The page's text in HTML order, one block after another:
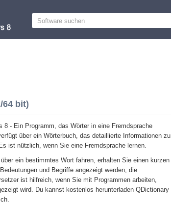
64 bit)
8 - Ein Programm, das Wörter in eine Fremdsprache
über ein Wörterbuch, das detaillierte Informationen zu
ist nützlich, wenn Sie eine Fremdsprache lernen.
ein bestimmtes Wort fahren, erhalten Sie einen kurzen
und Begriffe angezeigt werden, die
ist hilfreich, wenn Sie mit Programmen arbeiten,
wird. Du kannst kostenlos herunterladen QDictionary